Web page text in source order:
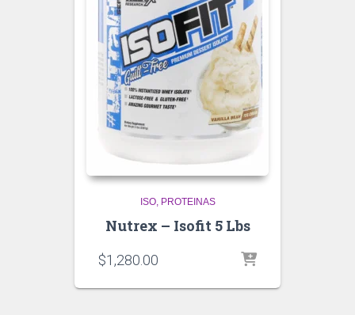
ISO PROTEINAS
Nutrex – Isofit 5 Lbs
$1,280.00